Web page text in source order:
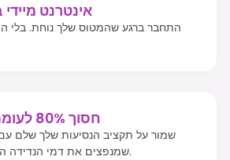
אינטרנט
התחבר ברגע שהמטוס שלך נוחת. בלי
חסוך 80% לעומת נדידה
שמור על תקציב הנסיעות שלך שלם
שמנפצים את דמי הנדידה המסורתיים.